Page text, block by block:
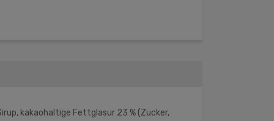
kakaohaltige Fettglasur 23 % (Zucker,